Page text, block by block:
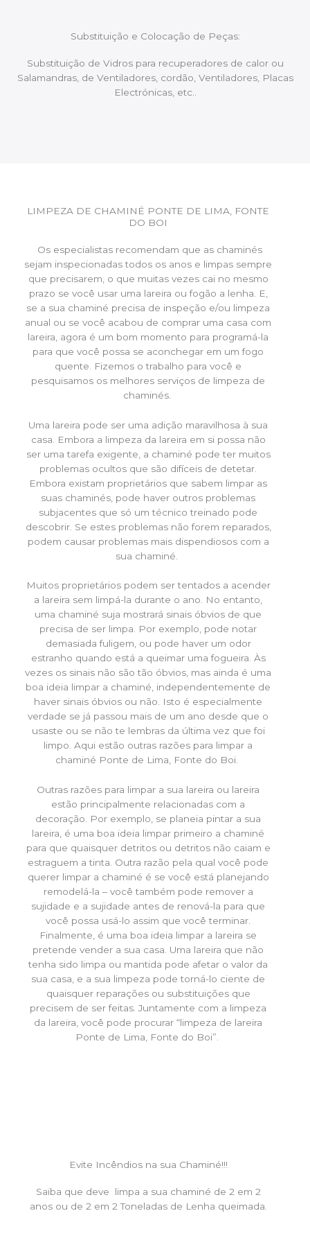
Substituição e Colocação de Peças:
Substituição de Vidros para recuperadores de calor ou
Salamandras, de Ventiladores, cordão, Ventiladores, Placas
Electrónicas, etc..
LIMPEZA DE CHAMINÉ PONTE DE LIMA, FONTE
DO BOI
Os especialistas recomendam que as chaminés
sejam inspecionadas todos os anos e limpas sempre
que precisarem, o que muitas vezes cai no mesmo
prazo se você usar uma lareira ou fogão a lenha. E,
se a sua chaminé precisa de inspeção e/ou limpeza
anual ou se você acabou de comprar uma casa com
lareira, agora é um bom momento para programá-la
para que você possa se aconchegar em um fogo
quente. Fizemos o trabalho para você e
pesquisamos os melhores serviços de limpeza de
chaminés.
Uma lareira pode ser uma adição maravilhosa à sua
casa. Embora a limpeza da lareira em si possa não
ser uma tarefa exigente, a chaminé pode ter muitos
problemas ocultos que são difíceis de detetar.
Embora existam proprietários que sabem limpar as
suas chaminés, pode haver outros problemas
subjacentes que só um técnico treinado pode
descobrir. Se estes problemas não forem reparados,
podem causar problemas mais dispendiosos com a
sua chaminé.
Muitos proprietários podem ser tentados a acender
a lareira sem limpá-la durante o ano. No entanto,
uma chaminé suja mostrará sinais óbvios de que
precisa de ser limpa. Por exemplo, pode notar
demasiada fuligem, ou pode haver um odor
estranho quando está a queimar uma fogueira. Às
vezes os sinais não são tão óbvios, mas ainda é uma
boa ideia limpar a chaminé, independentemente de
haver sinais óbvios ou não. Isto é especialmente
verdade se já passou mais de um ano desde que o
usaste ou se não te lembras da última vez que foi
limpo. Aqui estão outras razões para limpar a
chaminé Ponte de Lima, Fonte do Boi.
Outras razões para limpar a sua lareira ou lareira
estão principalmente relacionadas com a
decoração. Por exemplo, se planeia pintar a sua
lareira, é uma boa ideia limpar primeiro a chaminé
para que quaisquer detritos ou detritos não caiam e
estraguem a tinta. Outra razão pela qual você pode
querer limpar a chaminé é se você está planejando
remodelá-la – você também pode remover a
sujidade e a sujidade antes de renová-la para que
você possa usá-lo assim que você terminar.
Finalmente, é uma boa ideia limpar a lareira se
pretende vender a sua casa. Uma lareira que não
tenha sido limpa ou mantida pode afetar o valor da
sua casa, e a sua limpeza pode torná-lo ciente de
quaisquer reparações ou substituições que
precisem de ser feitas. Juntamente com a limpeza
da lareira, você pode procurar “limpeza de lareira
Ponte de Lima, Fonte do Boi”.
Evite Incêndios na sua Chaminé!!!
Saiba que deve limpa a sua chaminé de 2 em 2
anos ou de 2 em 2 Toneladas de Lenha queimada.